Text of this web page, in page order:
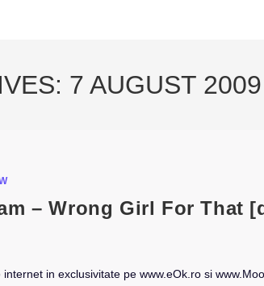
7 AUGUST 2009
– Wrong Girl For That
in exclusivitate pe www.eOk.ro si